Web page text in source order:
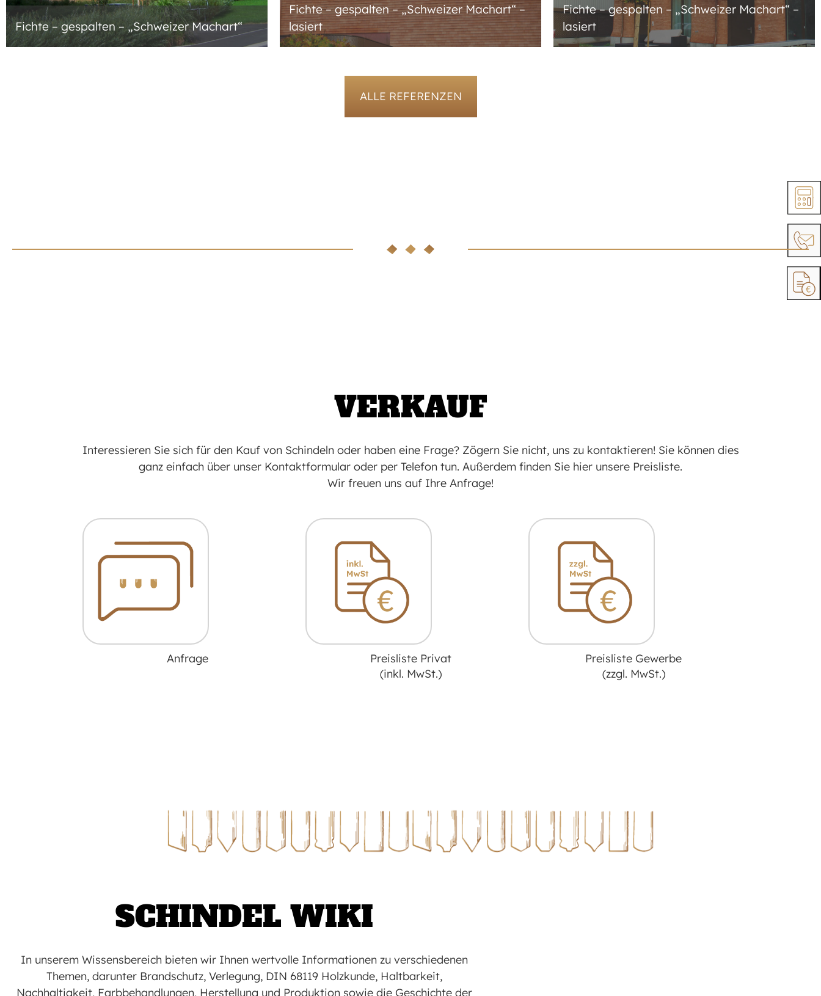
Fichte – gespalten – „Schweizer Machart“
Fichte – gespalten – „Schweizer Machart“ –
lasiert
Fichte – gespalten – „Schweizer Machart“ –
lasiert
ALLE REFERENZEN
VERKAUF
Interessieren Sie sich für den Kauf von Schindeln oder haben eine Frage? Zögern Sie nicht, uns zu kontaktieren! Sie können dies
ganz einfach über unser Kontaktformular oder per Telefon tun. Außerdem finden Sie hier unsere Preisliste.
Wir freuen uns auf Ihre Anfrage!
Anfrage Preisliste Privat
(inkl. MwSt.)
Preisliste Gewerbe
(zzgl. MwSt.)
SCHINDEL WIKI
In unserem Wissensbereich bieten wir Ihnen wertvolle Informationen zu verschiedenen
Themen, darunter Brandschutz, Verlegung, DIN 68119 Holzkunde, Haltbarkeit,
Nachhaltigkeit, Farbbehandlungen, Herstellung und Produktion sowie die Geschichte der